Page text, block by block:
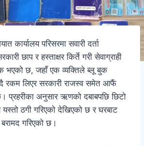
कार्यालय परिसरमा सवारी दर्ता
छाप र हस्ताक्षर किर्ते गरी सेवाग्राही
भएको छ, जहाँ एक व्यक्तिले ब्लू बुक
रकम लिएर सरकारी राजस्व समेत आफैं
प्रहरीका अनुसार ऋणको दबाबपछि छिटो
ठगी गरिएको देखिएको छ र घरबाट
गरिएको छ।